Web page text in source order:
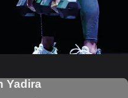
Yadira